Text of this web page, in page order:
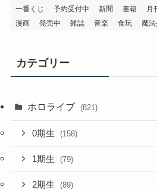
一番くじ
予約受付中 新聞 書籍 月
漫画
発売中 雑誌 音楽 食玩 魔
カテゴリー
ホロライブ (821)
0期生 (158)
1期生 (79)
2期生 (89)